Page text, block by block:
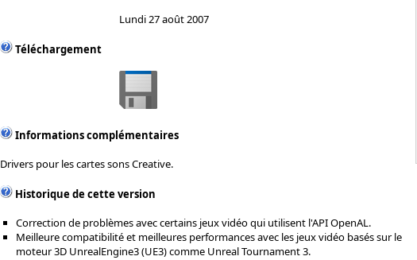
Lundi 27 août 2007
Téléchargement
Informations complémentaires
Drivers pour les cartes sons Creative.
Historique de cette version
Correction de problèmes avec certains jeux vidéo qui utilisent l'API OpenAL.
Meilleure compatibilité et meilleures performances avec les jeux vidéo basés sur le
moteur 3D UnrealEngine3 (UE3) comme Unreal Tournament 3.